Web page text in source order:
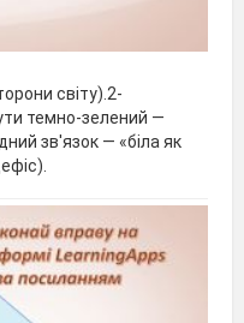
світу).2-
темно-зелений —
зв'язок — «біла як